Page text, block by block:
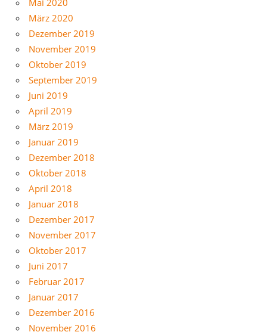
Mai 2020
März 2020
Dezember 2019
November 2019
Oktober 2019
September 2019
Juni 2019
April 2019
März 2019
Januar 2019
Dezember 2018
Oktober 2018
April 2018
Januar 2018
Dezember 2017
November 2017
Oktober 2017
Juni 2017
Februar 2017
Januar 2017
Dezember 2016
November 2016